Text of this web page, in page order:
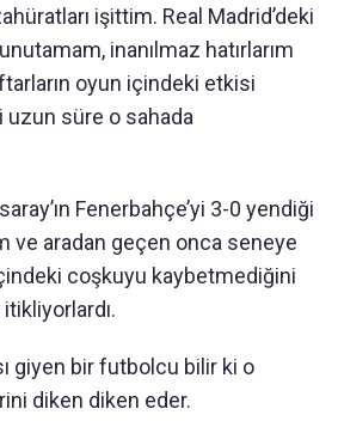
işittim. Real Madrid’deki
inanılmaz hatırlarım
oyun içindeki etkisi
uzun süre o sahada
Fenerbahçe’yi 3-0 yendiği
ve aradan geçen onca seneye
coşkuyu kaybetmediğini
giyen bir futbolcu bilir ki o
diken diken eder.